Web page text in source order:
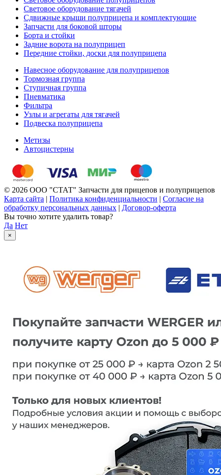
Световое оборудование тягачей
Сдвижные крыши полуприцепа и комплектующие
Запчасти для боковой шторы
Борта и стойки
Задние ворота на полуприцеп
Передние стойки, доски для полуприцепа
Навесное оборудование для полуприцепов
Тормозная группа
Ступичная группа
Пневматика
Фильтра
Узлы и агрегаты для тягачей
Подвеска полуприцепа
Метизы
Автоцистерны
© 2026 ООО "СТАТ" Запчасти для прицепов и полуприцепов
Карта сайта | Политика конфиденциальности | Согласие на
обработку персональных данных | Договор-оферта
Вы точно хотите удалить товар?
Да Нет
×